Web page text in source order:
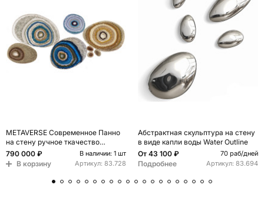
METAVERSE Современное Панно
на стену ручное ткачество
Большая композиция из 5 частей
790 000 ₽ В наличии: 1 шт
В корзину Артикул: 83.728
Абстрактная скульптура на стену
в виде капли воды Water Outline
От 43 100 ₽ 70 раб/дней
Подробнее Артикул: 83.694